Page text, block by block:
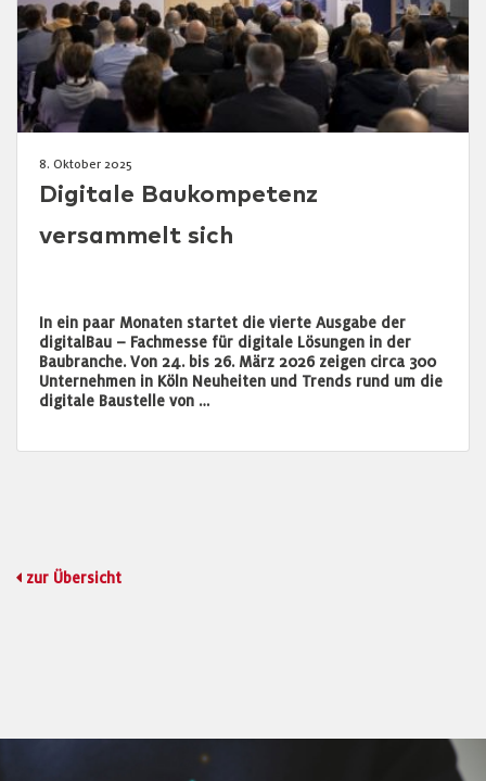
8. Oktober 2025
Digitale Baukompetenz
versammelt sich
In ein paar Monaten startet die vierte Ausgabe der
digitalBau – Fachmesse für digitale Lösungen in der
Baubranche. Von 24. bis 26. März 2026 zeigen circa 300
Unternehmen in Köln Neuheiten und Trends rund um die
digitale Baustelle von …
zur Übersicht